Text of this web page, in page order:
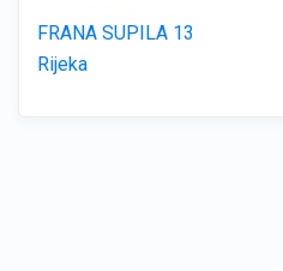
FRANA SUPILA 13
Rijeka